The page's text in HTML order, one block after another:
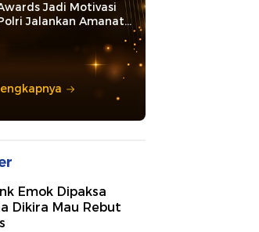
Jadi Motivasi
Jalankan Amanat
Emok Dipaksa
Dikira Mau Rebut